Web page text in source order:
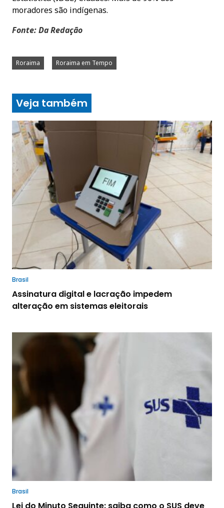
moradores são indígenas.
Fonte: Da Redação
Roraima Roraima em Tempo
Veja também
Brasil
Assinatura digital e lacração impedem
alteração em sistemas eleitorais
Brasil
Lei do Minuto Seguinte: saiba como o SUS deve